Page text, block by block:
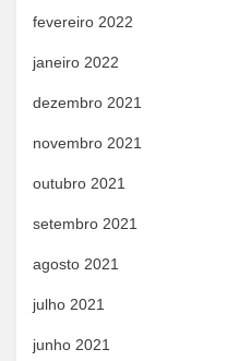
fevereiro 2022
janeiro 2022
dezembro 2021
novembro 2021
outubro 2021
setembro 2021
agosto 2021
julho 2021
junho 2021